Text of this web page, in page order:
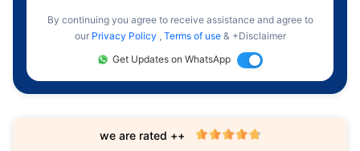
By continuing you agree to receive assistance and agree to
our Privacy Policy , Terms of use & +Disclaimer
Get Updates on WhatsApp
we are rated ++